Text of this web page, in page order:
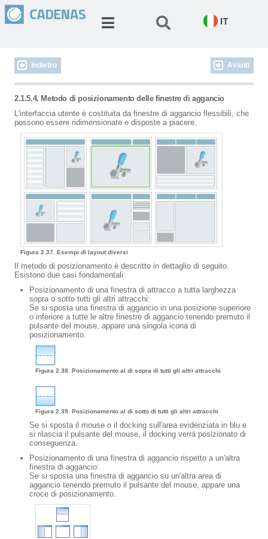
IT
Indietro Avanti
2.1.5.4. Metodo di posizionamento delle finestre di aggancio
L'interfaccia utente è costituita da finestre di aggancio flessibili, che
possono essere ridimensionate e disposte a piacere.
Figura 2.37. Esempi di layout diversi
Il metodo di posizionamento è descritto in dettaglio di seguito.
Esistono due casi fondamentali:
Posizionamento di una finestra di attracco a tutta larghezza
sopra o sotto tutti gli altri attracchi:
Se si sposta una finestra di aggancio in una posizione superiore
o inferiore a tutte le altre finestre di aggancio tenendo premuto il
pulsante del mouse, appare una singola icona di
posizionamento.
Figura 2.38. Posizionamento al di sopra di tutti gli altri attracchi
Figura 2.39. Posizionamento al di sotto di tutti gli altri attracchi
Se si sposta il mouse o il docking sull'area evidenziata in blu e
si rilascia il pulsante del mouse, il docking verrà posizionato di
conseguenza.
Posizionamento di una finestra di aggancio rispetto a un'altra
finestra di aggancio:
Se si sposta una finestra di aggancio su un'altra area di
aggancio tenendo premuto il pulsante del mouse, appare una
croce di posizionamento.